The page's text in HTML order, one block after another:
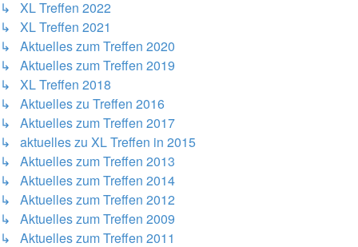
↳ XL Treffen 2022
↳ XL Treffen 2021
↳ Aktuelles zum Treffen 2020
↳ Aktuelles zum Treffen 2019
↳ XL Treffen 2018
↳ Aktuelles zu Treffen 2016
↳ Aktuelles zum Treffen 2017
↳ aktuelles zu XL Treffen in 2015
↳ Aktuelles zum Treffen 2013
↳ Aktuelles zum Treffen 2014
↳ Aktuelles zum Treffen 2012
↳ Aktuelles zum Treffen 2009
↳ Aktuelles zum Treffen 2011